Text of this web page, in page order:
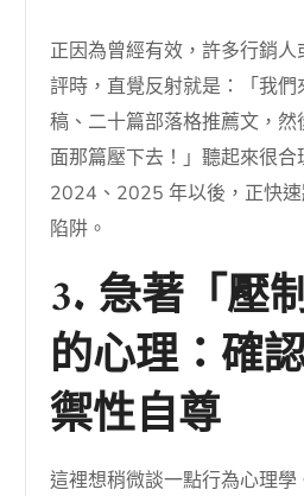
正因為曾經有效，許多行銷
評時，直覺反射就是：「我
稿、二十篇部落格推薦文，
面那篇壓下去！」聽起來很
2024、2025 年以後，正快
陷阱。
3. 急著「壓
的心理：確
禦性自尊
這裡想稍微談一點行為心理學